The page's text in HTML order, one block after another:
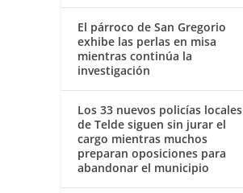
El párroco de San Gregorio
exhibe las perlas en misa
mientras continúa la
investigación
Los 33 nuevos policías locales
de Telde siguen sin jurar el
cargo mientras muchos
preparan oposiciones para
abandonar el municipio